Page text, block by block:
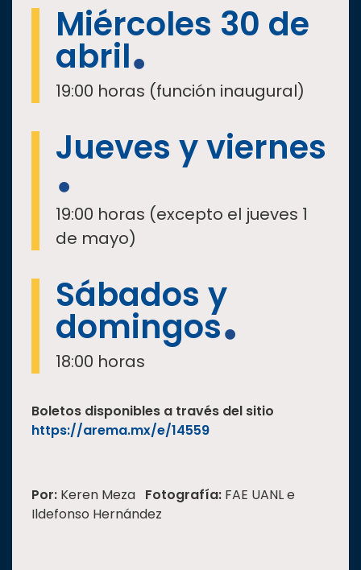
Miércoles 30 de
abril
19:00 horas (función inaugural)
Jueves y viernes
19:00 horas (excepto el jueves 1
de mayo)
Sábados y
domingos
18:00 horas
Boletos disponibles a través del sitio
https://arema.mx/e/14559
Por: Keren Meza Fotografía: FAE UANL e
Ildefonso Hernández